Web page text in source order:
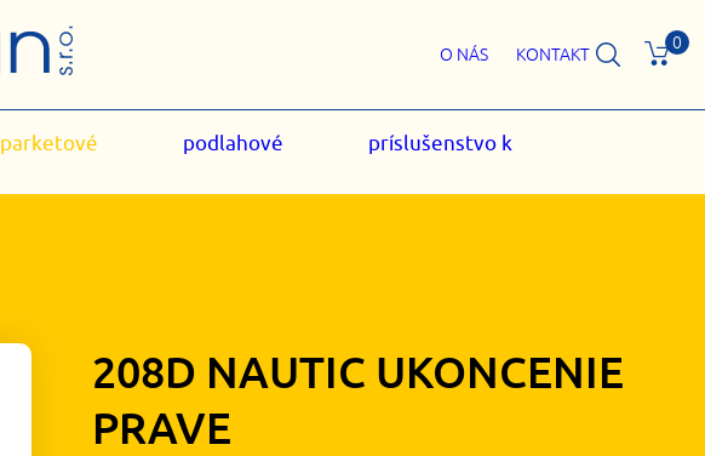
O NÁS KONTAKT
0
parketové podlahové príslušenstvo k
208D NAUTIC UKONCENIE
PRAVE